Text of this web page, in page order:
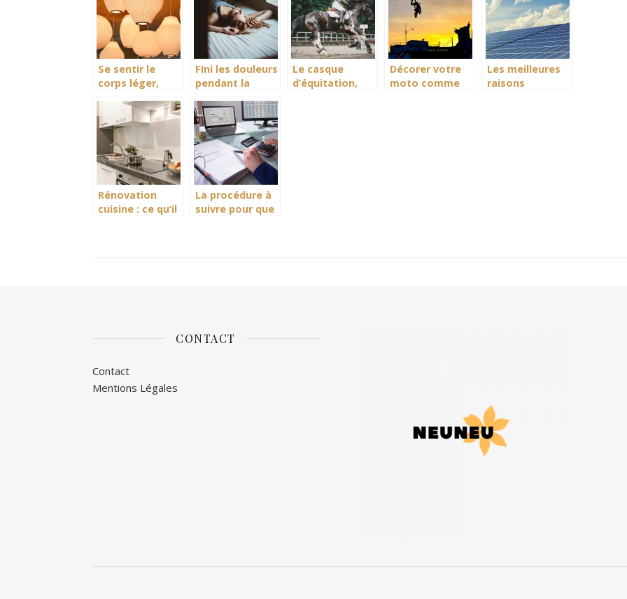
Se sentir le
corps léger,
luminothérapie
FIni les douleurs
pendant la
Le casque
d’équitation,
Décorer votre
moto comme
Les meilleures
raisons
Rénovation
cuisine : ce qu’il
La procédure à
suivre pour que
CONTACT
Contact
Mentions Légales